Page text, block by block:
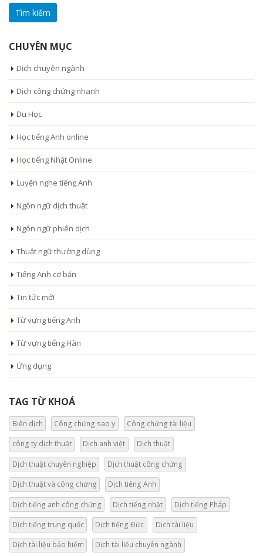
cho:
CHUYÊN MỤC
Dịch chuyên ngành
Dịch công chứng nhanh
Du Học
Học tiếng Anh online
Học tiếng Nhật Online
Luyện nghe tiếng Anh
Ngôn ngữ dịch thuật
Ngôn ngữ phiên dịch
Thuật ngữ thường dùng
Tiếng Anh cơ bản
Tin tức mới
Từ vựng tiếng Anh
Từ vựng tiếng Hàn
Ứng dụng
TAG TỪ KHOÁ
Biên dịch Công chứng sao y Công chứng tài liệu
công ty dịch thuật Dịch anh việt Dịch thuật
Dịch thuật chuyên nghiệp Dịch thuật công chứng
Dịch thuật và công chứng Dịch tiếng Anh
Dịch tiếng anh công chứng Dịch tiếng nhật Dịch tiếng Pháp
Dịch tiếng trung quốc Dịch tiếng Đức Dịch tài liệu
Dịch tài liệu bảo hiểm Dịch tài liệu chuyên ngành